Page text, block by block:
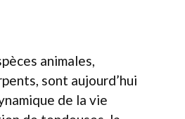
animales,
sont aujourd’hui
de la vie